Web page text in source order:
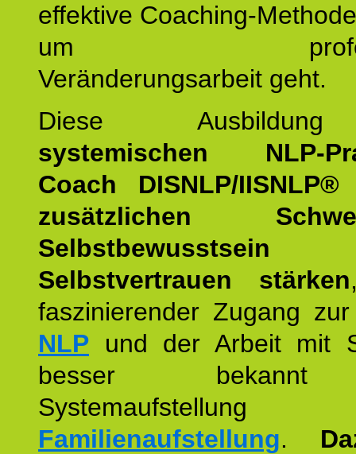
effektive Coaching-
um
Veränderungsarbeit geht.
Diese
systemischen NLP-
Coach DISNLP/
zusätzlichen
Selbstvertrauen stärken
faszinierender Zugang
NLP und der Arbeit mit
besser
Familienaufstellung.